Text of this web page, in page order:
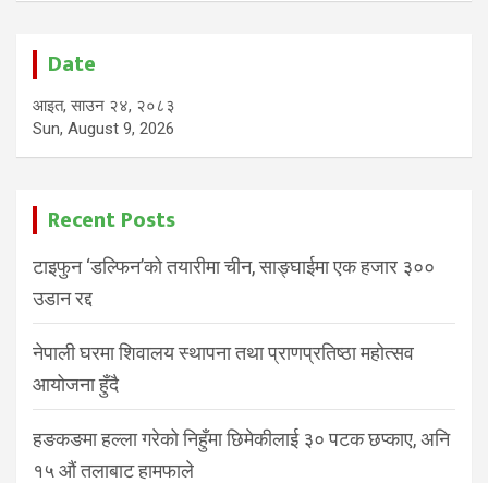
Date
आइत, साउन २४, २०८३
Sun, August 9, 2026
Recent Posts
टाइफुन ‘डल्फिन’को तयारीमा चीन, साङ्घाईमा एक हजार ३००
उडान रद्द
नेपाली घरमा शिवालय स्थापना तथा प्राणप्रतिष्ठा महोत्सव
आयोजना हुँदै
हङकङमा हल्ला गरेको निहुँमा छिमेकीलाई ३० पटक छप्काए, अनि
१५ औं तलाबाट हामफाले